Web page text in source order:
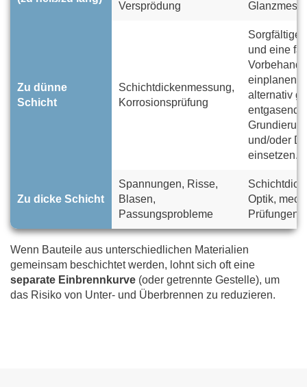
Versprödung
Zu dünne
Schicht
Schichtdickenmessung,
Korrosionsprüfung
und eine
einplanen
alternativ
entgasende
und/oder
einsetzen.
Zu dicke Schicht
Spannungen, Risse,
Blasen,
Passungsprobleme
Optik,
Prüfungen
Wenn Bauteile aus unterschiedlichen Materialien
gemeinsam beschichtet werden, lohnt sich oft eine
separate Einbrennkurve (oder getrennte Gestelle), um
das Risiko von Unter- und Überbrennen zu reduzieren.